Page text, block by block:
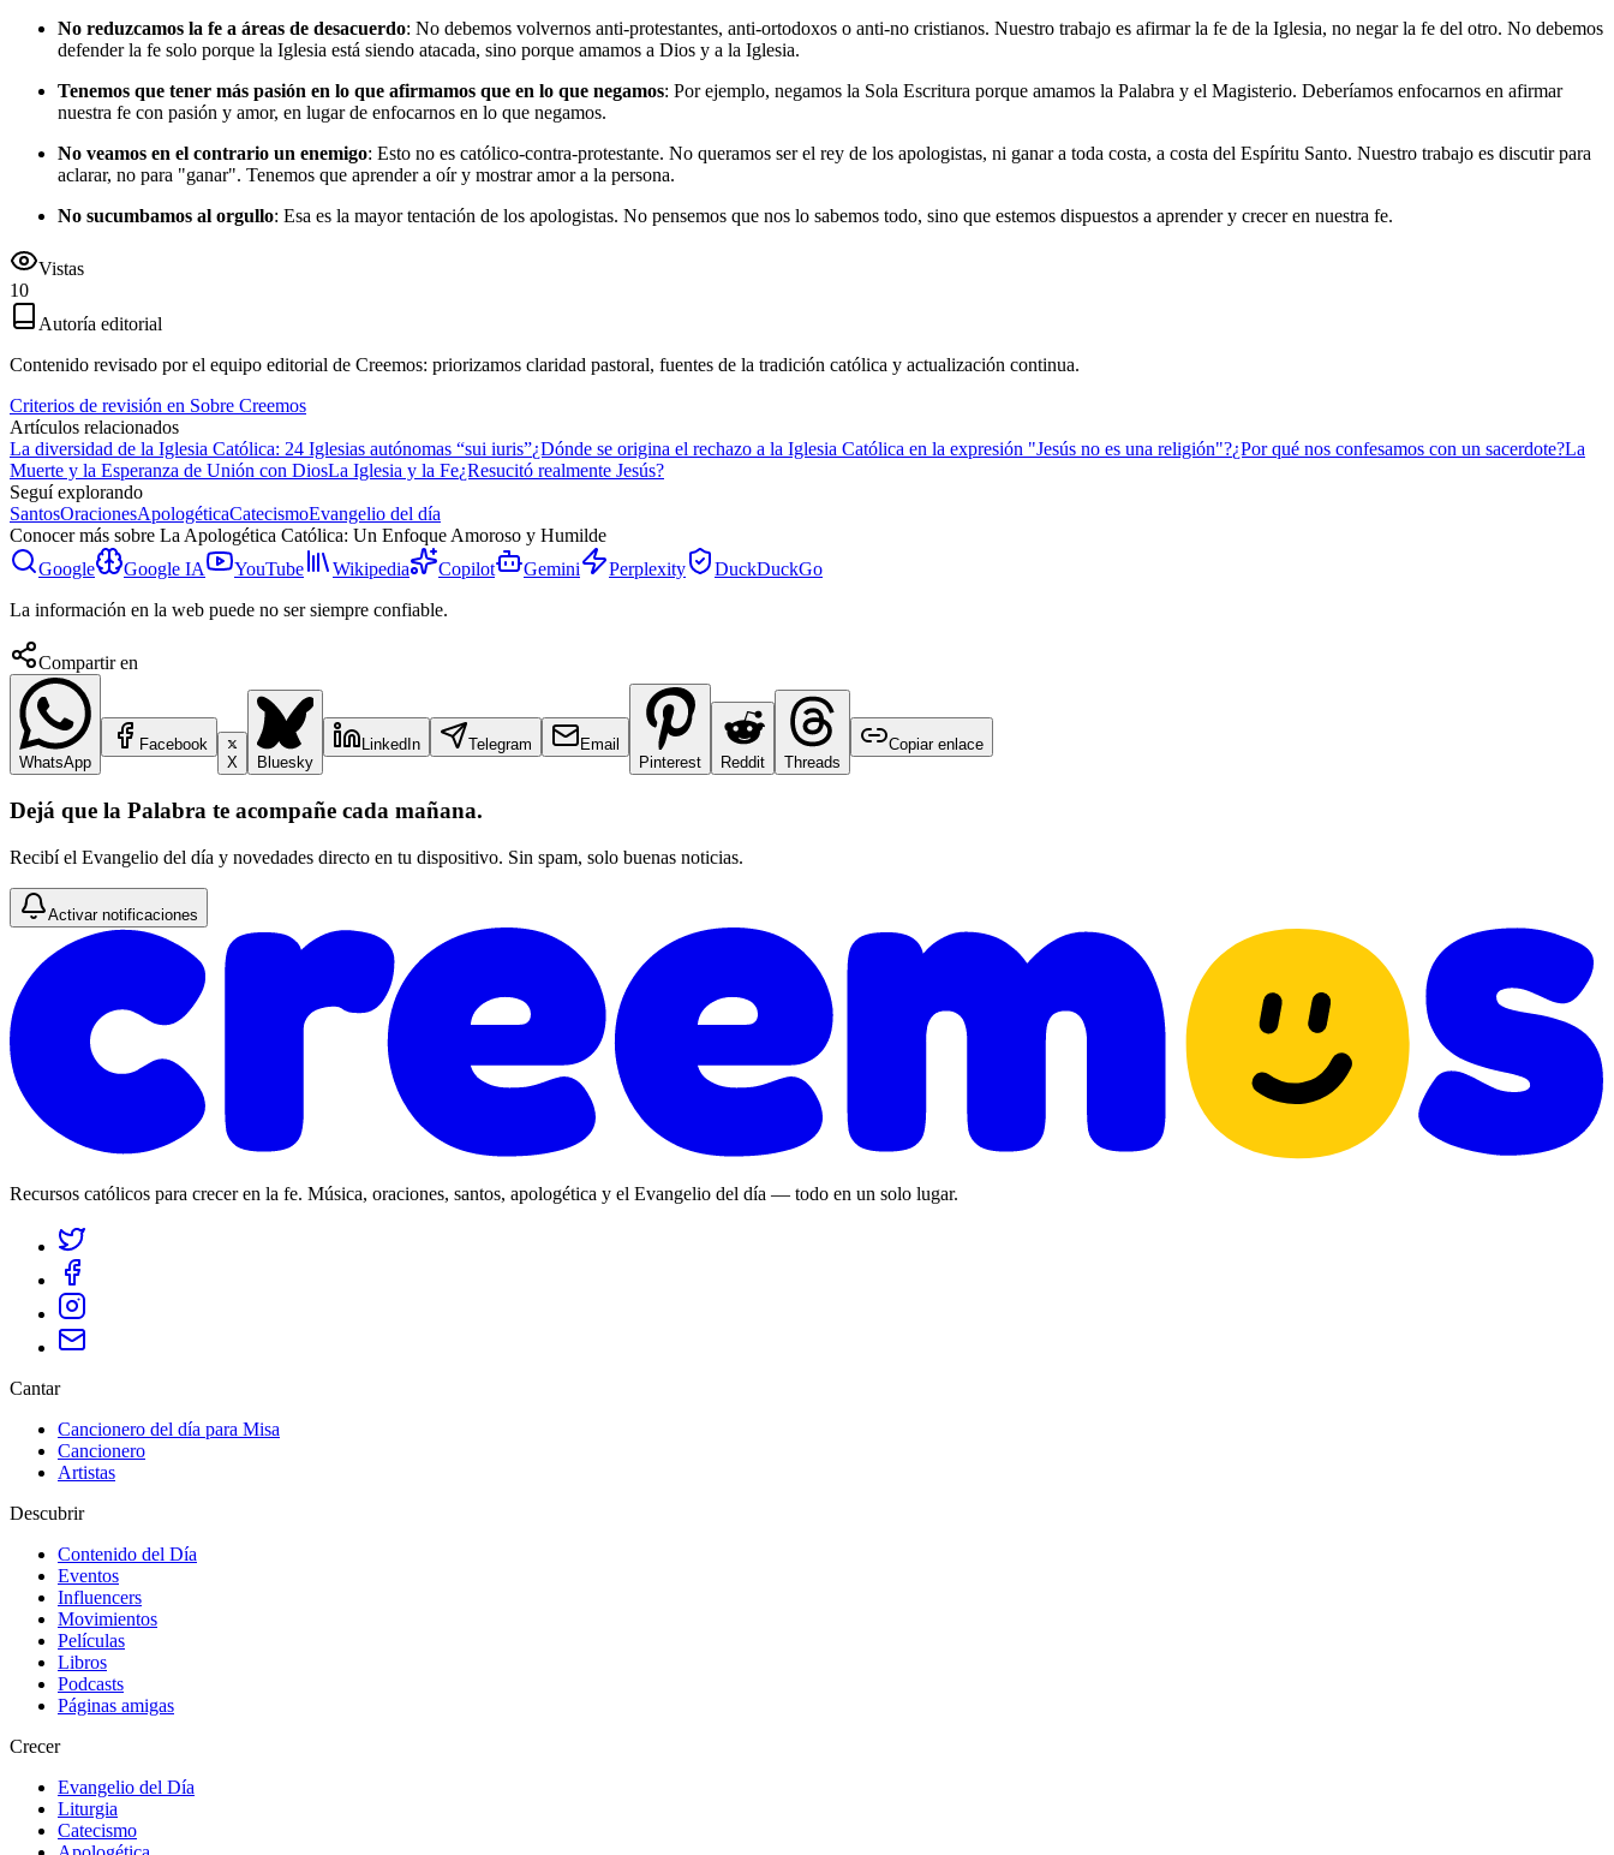
No reduzcamos la fe a áreas de desacuerdo: No debemos volvernos anti-protestantes, anti-ortodoxos o anti-no cristianos. Nuestro trabajo es afirmar la fe de la Iglesia, no negar la fe del otro. No debemos
defender la fe solo porque la Iglesia está siendo atacada, sino porque amamos a Dios y a la Iglesia.
Tenemos que tener más pasión en lo que afirmamos que en lo que negamos: Por ejemplo, negamos la Sola Escritura porque amamos la Palabra y el Magisterio. Deberíamos enfocarnos en afirmar
nuestra fe con pasión y amor, en lugar de enfocarnos en lo que negamos.
No veamos en el contrario un enemigo: Esto no es católico-contra-protestante. No queramos ser el rey de los apologistas, ni ganar a toda costa, a costa del Espíritu Santo. Nuestro trabajo es discutir para
aclarar, no para "ganar". Tenemos que aprender a oír y mostrar amor a la persona.
No sucumbamos al orgullo: Esa es la mayor tentación de los apologistas. No pensemos que nos lo sabemos todo, sino que estemos dispuestos a aprender y crecer en nuestra fe.
Vistas
10
Autoría editorial
Contenido revisado por el equipo editorial de Creemos: priorizamos claridad pastoral, fuentes de la tradición católica y actualización continua.
Criterios de revisión en Sobre Creemos
Artículos relacionados
La diversidad de la Iglesia Católica: 24 Iglesias autónomas “sui iuris”¿Dónde se origina el rechazo a la Iglesia Católica en la expresión "Jesús no es una religión"?¿Por qué nos confesamos con un sacerdote?La
Muerte y la Esperanza de Unión con DiosLa Iglesia y la Fe¿Resucitó realmente Jesús?
Seguí explorando
SantosOracionesApologéticaCatecismoEvangelio del día
Conocer más sobre La Apologética Católica: Un Enfoque Amoroso y Humilde
Google
Google IA YouTube Wikipedia Copilot Gemini Perplexity
DuckDuckGo
La información en la web puede no ser siempre confiable.
Compartir en
WhatsApp
Facebook
X
Bluesky
LinkedIn Telegram
Email
Pinterest
Reddit Threads
Copiar enlace
Dejá que la Palabra te acompañe cada mañana.
Recibí el Evangelio del día y novedades directo en tu dispositivo. Sin spam, solo buenas noticias.
Activar notificaciones
Recursos católicos para crecer en la fe. Música, oraciones, santos, apologética y el Evangelio del día — todo en un solo lugar.
Cantar
Cancionero del día para Misa
Cancionero
Artistas
Descubrir
Contenido del Día
Eventos
Influencers
Movimientos
Películas
Libros
Podcasts
Páginas amigas
Crecer
Evangelio del Día
Liturgia
Catecismo